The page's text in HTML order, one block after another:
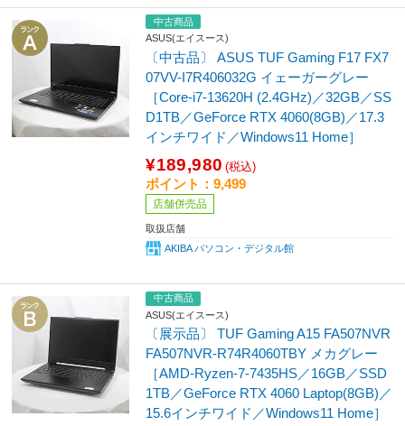
中古商品
ASUS(エイスース)
〔中古品〕 ASUS TUF Gaming F17 FX7
07VV-I7R406032G イェーガーグレー
［Core-i7-13620H (2.4GHz)／32GB／SS
D1TB／GeForce RTX 4060(8GB)／17.3
インチワイド／Windows11 Home］
¥189,980 (税込)
ポイント：9,499
店舗併売品
取扱店舗
AKIBA パソコン・デジタル館
中古商品
ASUS(エイスース)
〔展示品〕 TUF Gaming A15 FA507NVR
FA507NVR-R74R4060TBY メカグレー
［AMD-Ryzen-7-7435HS／16GB／SSD
1TB／GeForce RTX 4060 Laptop(8GB)／
15.6インチワイド／Windows11 Home］